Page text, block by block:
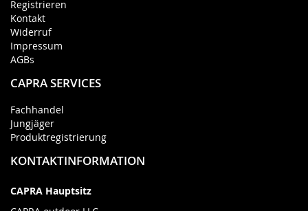
Registrieren
Kontakt
Widerruf
Impressum
AGBs
CAPRA SERVICES
Fachhandel
Jungjäger
Produktregistrierung
KONTAKTINFORMATION
CAPRA Hauptsitz